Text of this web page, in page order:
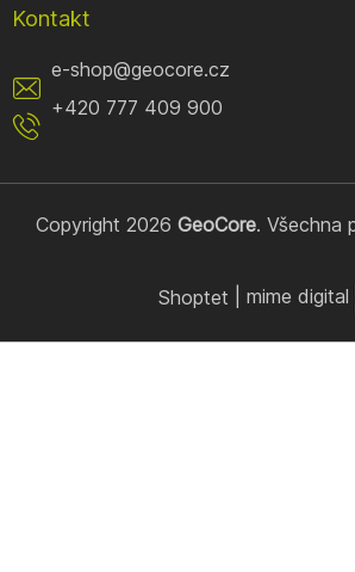
Kontakt
e-shop@geocore.cz
+420 777 409 900
Shoptet mime digital
Copyright 2026 GeoCore. Všechna